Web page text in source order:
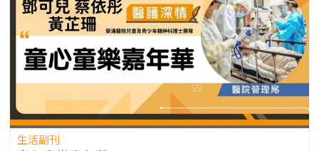
生活副刊